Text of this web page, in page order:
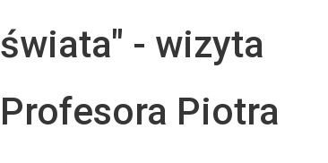
świata" - wizyta
Profesora Piotra